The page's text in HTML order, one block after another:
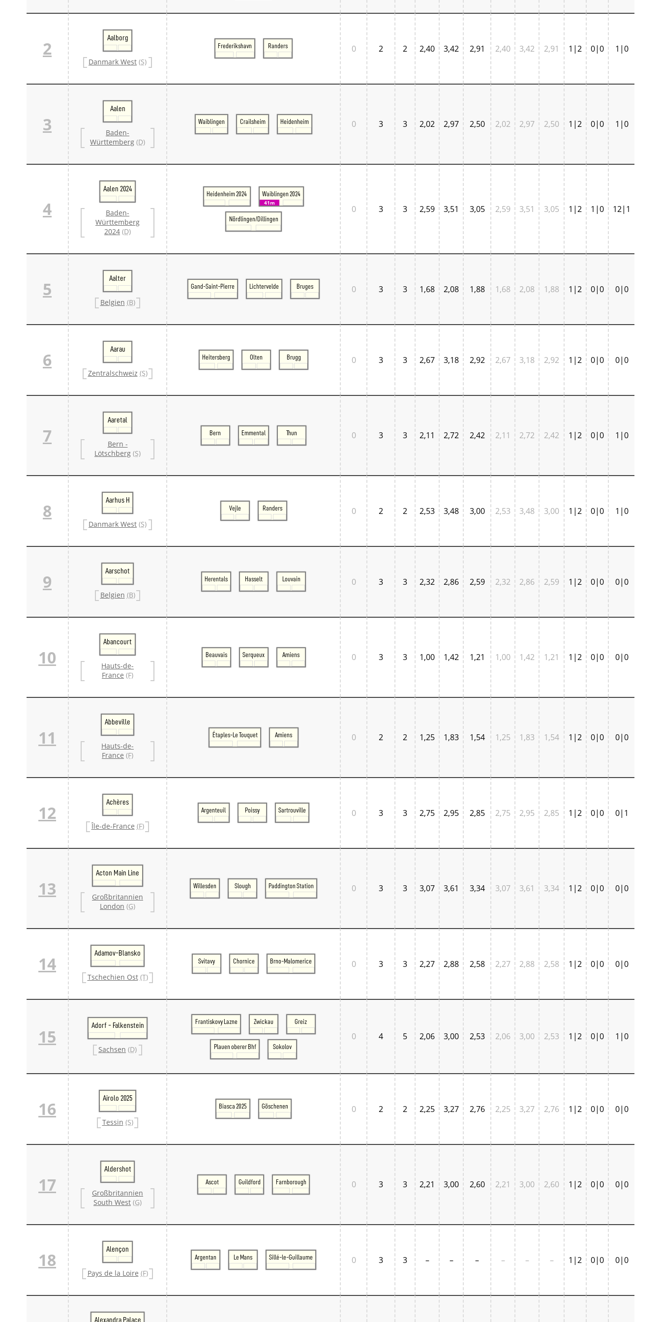
Pays de la Loire
Großbritannien London
Großbritannien South East
Großbritannien South West
Lombardia
Bern - Lötschberg
Ostschweiz
Tessin
Zürich und Umgebung
Skandinavien
Danmark Øst
Sverige
Tschechien
Tschechien West
Alternative Stellwerke
BundesbahnZeiten
Österreich
Österreich Mitte
Österreich Ost
Österreich West
2
Aalborg
Danmark West (S)
Frederikshavn Randers 0 2 2 2,40 3,42 2,91 2,40 3,42 2,91 1|2 0|0 1|0
3
Aalen
Baden-
Württemberg (D)
Waiblingen Crailsheim Heidenheim 0 3 3 2,02 2,97 2,50 2,02 2,97 2,50 1|2 0|0 1|0
4
Aalen 2024
Baden-
Württemberg
2024 (D)
Heidenheim 2024
Waiblingen 2024
41m
Nördlingen/Dillingen
0 3 3 2,59 3,51 3,05 2,59 3,51 3,05 1|2 1|0 12|1
5
Aalter
Belgien (B)
Gand-Saint-Pierre Lichtervelde Bruges 0 3 3 1,68 2,08 1,88 1,68 2,08 1,88 1|2 0|0 0|0
6
Aarau
Zentralschweiz (S)
Heitersberg Olten Brugg 0 3 3 2,67 3,18 2,92 2,67 3,18 2,92 1|2 0|0 0|0
7
Aaretal
Bern -
Lötschberg (S)
Bern Emmental Thun 0 3 3 2,11 2,72 2,42 2,11 2,72 2,42 1|2 0|0 1|0
8
Aarhus H
Danmark West (S)
Vejle Randers 0 2 2 2,53 3,48 3,00 2,53 3,48 3,00 1|2 0|0 1|0
9
Aarschot
Belgien (B)
Herentals Hasselt Louvain 0 3 3 2,32 2,86 2,59 2,32 2,86 2,59 1|2 0|0 0|0
10
Abancourt
Hauts-de-
France (F)
Beauvais Serqueux Amiens 0 3 3 1,00 1,42 1,21 1,00 1,42 1,21 1|2 0|0 0|0
11
Abbeville
Hauts-de-
France (F)
Étaples-Le Touquet Amiens 0 2 2 1,25 1,83 1,54 1,25 1,83 1,54 1|2 0|0 0|0
12
Achères
Île-de-France (F)
Argenteuil Poissy Sartrouville 0 3 3 2,75 2,95 2,85 2,75 2,95 2,85 1|2 0|0 0|1
13
Acton Main Line
Großbritannien
London (G)
Willesden Slough Paddington Station 0 3 3 3,07 3,61 3,34 3,07 3,61 3,34 1|2 0|0 0|0
14
Adamov-Blansko
Tschechien Ost (T)
Svitavy Chornice Brno-Malomerice 0 3 3 2,27 2,88 2,58 2,27 2,88 2,58 1|2 0|0 0|0
15
Adorf - Falkenstein
Sachsen (D)
Frantiskovy Lazne Zwickau Greiz
Plauen oberer Bhf Sokolov
0 4 5 2,06 3,00 2,53 2,06 3,00 2,53 1|2 0|0 1|0
16
Airolo 2025
Tessin (S)
Biasca 2025 Göschenen 0 2 2 2,25 3,27 2,76 2,25 3,27 2,76 1|2 0|0 0|0
17
Aldershot
Großbritannien
South West (G)
Ascot Guildford Farnborough 0 3 3 2,21 3,00 2,60 2,21 3,00 2,60 1|2 0|0 0|0
18
Alençon
Pays de la Loire (F)
Argentan Le Mans Sillé-le-Guillaume 0 3 3 – – – – – – 1|2 0|0 0|0
Alexandra Palace